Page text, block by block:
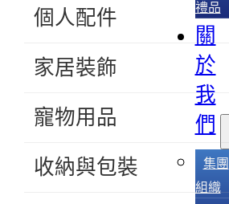
禮品
關
於
我
們
集團
組織
個人配件
家居裝飾
寵物用品
收納與包裝